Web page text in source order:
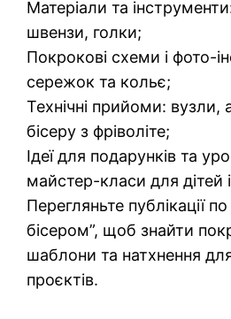
Матеріали та
швензи, голки;
Покрокові схеми і фото-
сережок та кольє;
Технічні прийоми: вузли,
бісеру з фріволіте;
Ідеї для подарунків та
майстер-класи для дітей
Перегляньте публікації по
бісером”, щоб знайти
шаблони та натхнення
проєктів.